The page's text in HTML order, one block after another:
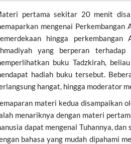
pertama sekitar 20 menit
mengenai
hingga
yang berperan
buku Tadzkirah,
hadiah buku tersebut.
hangat, hingga moderator
materi kedua disampaikan
menariknya dengan materi
dapat mengenal Tuhannya,
bahasa yang mudah dipahami